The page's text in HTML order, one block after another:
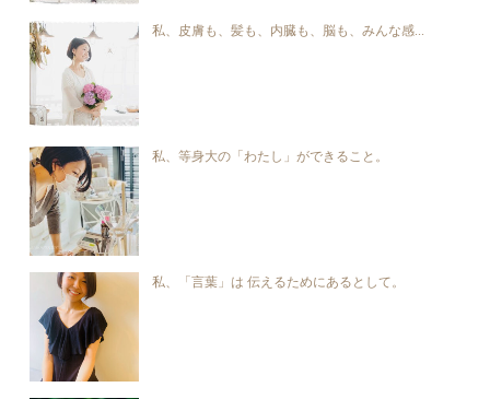
私、皮膚も、髪も、内臓も、脳も、みんな感...
私、等身大の「わたし」ができること。
私、「言葉」は 伝えるためにあるとして。